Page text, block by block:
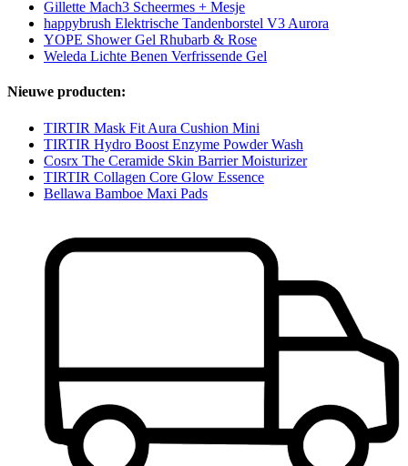
Gillette Mach3 Scheermes + Mesje
happybrush Elektrische Tandenborstel V3 Aurora
YOPE Shower Gel Rhubarb & Rose
Weleda Lichte Benen Verfrissende Gel
Nieuwe producten:
TIRTIR Mask Fit Aura Cushion Mini
TIRTIR Hydro Boost Enzyme Powder Wash
Cosrx The Ceramide Skin Barrier Moisturizer
TIRTIR Collagen Core Glow Essence
Bellawa Bamboe Maxi Pads